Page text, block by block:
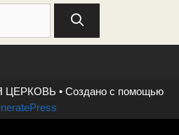
ЦЕРКОВЬ • Создано с помощью